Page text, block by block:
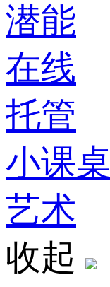
潜能
在线
托管
小课桌
艺术
收起